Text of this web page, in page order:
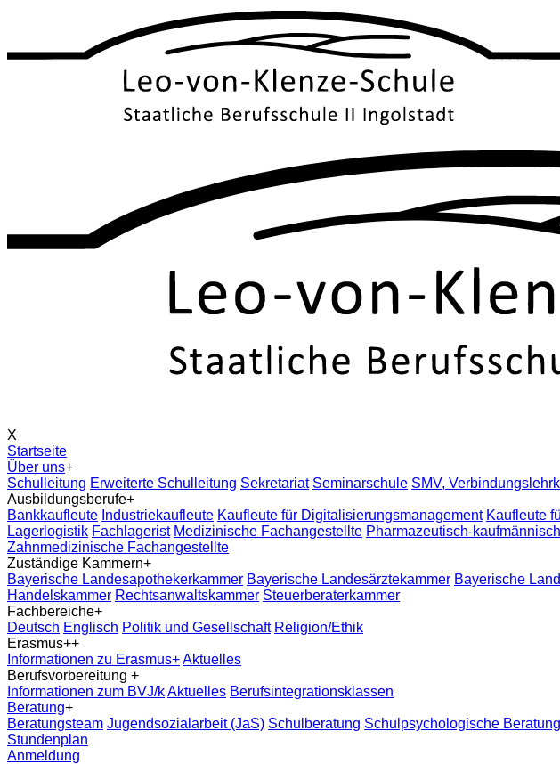
X
Startseite
Über uns+
Schulleitung Erweiterte Schulleitung Sekretariat Seminarschule SMV,
Ausbildungsberufe+
Bankkaufleute Industriekaufleute Kaufleute für Digitalisierungsmanagement Kaufleute
Lagerlogistik Fachlagerist Medizinische Fachangestellte Pharmazeutisch-
Zahnmedizinische Fachangestellte
Zuständige Kammern+
Bayerische Landesapothekerkammer Bayerische Landesärztekammer Bayerische
Handelskammer Rechtsanwaltskammer Steuerberaterkammer
Fachbereiche+
Deutsch Englisch Politik und Gesellschaft Religion/Ethik
Erasmus++
Informationen zu Erasmus+Aktuelles
Berufsvorbereitung +
Informationen zum BVJ/kAktuelles Berufsintegrationsklassen
Beratung+
Beratungsteam Jugendsozialarbeit (JaS) Schulberatung Schulpsychologische Beratung
Stundenplan
Anmeldung